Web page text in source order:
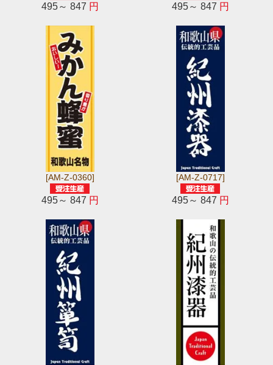
495～ 847 円 495～ 847 円
[AM-Z-0360]
495～ 847 円
[AM-Z-0717]
495～ 847 円